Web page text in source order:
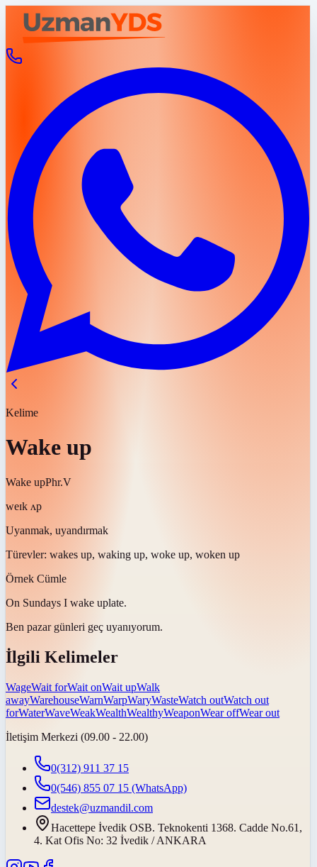
Kelime
Wake up
Wake upPhr.V
weɪk ʌp
Uyanmak, uyandırmak
Türevler: wakes up, waking up, woke up, woken up
Örnek Cümle
On Sundays I wake uplate.
Ben pazar günleri geç uyanıyorum.
İlgili Kelimeler
WageWait forWait onWait upWalk
awayWarehouseWarnWarpWaryWasteWatch outWatch out
forWaterWaveWeakWealthWealthyWeaponWear offWear out
İletişim Merkezi (09.00 - 22.00)
0(312) 911 37 15
0(546) 855 07 15 (WhatsApp)
destek@uzmandil.com
Hacettepe İvedik OSB. Teknokenti 1368. Cadde No.61,
4. Kat Ofis No: 32 İvedik / ANKARA